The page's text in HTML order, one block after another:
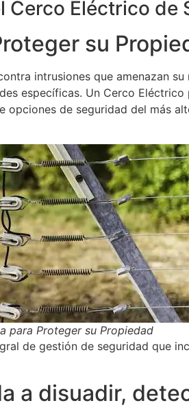
Cerco Eléctrico de
su
intrusiones que amenazan
específicas. Un Cerco
de seguridad del más
para Proteger su Propiedad
de gestión de seguridad que
a disuadir,